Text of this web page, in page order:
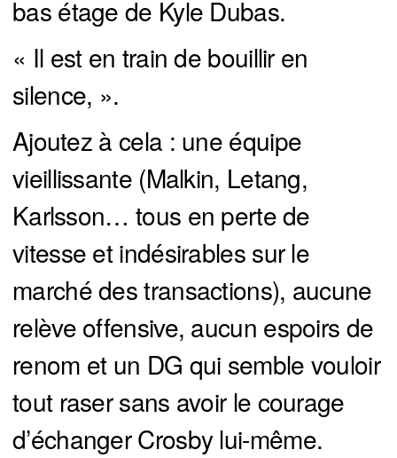
bas étage de Kyle Dubas.
« Il est en train de bouillir en
silence, ».
Ajoutez à cela : une équipe
vieillissante (Malkin, Letang,
Karlsson… tous en perte de
vitesse et indésirables sur le
marché des transactions), aucune
relève offensive, aucun espoirs de
renom et un DG qui semble vouloir
tout raser sans avoir le courage
d’échanger Crosby lui-même.